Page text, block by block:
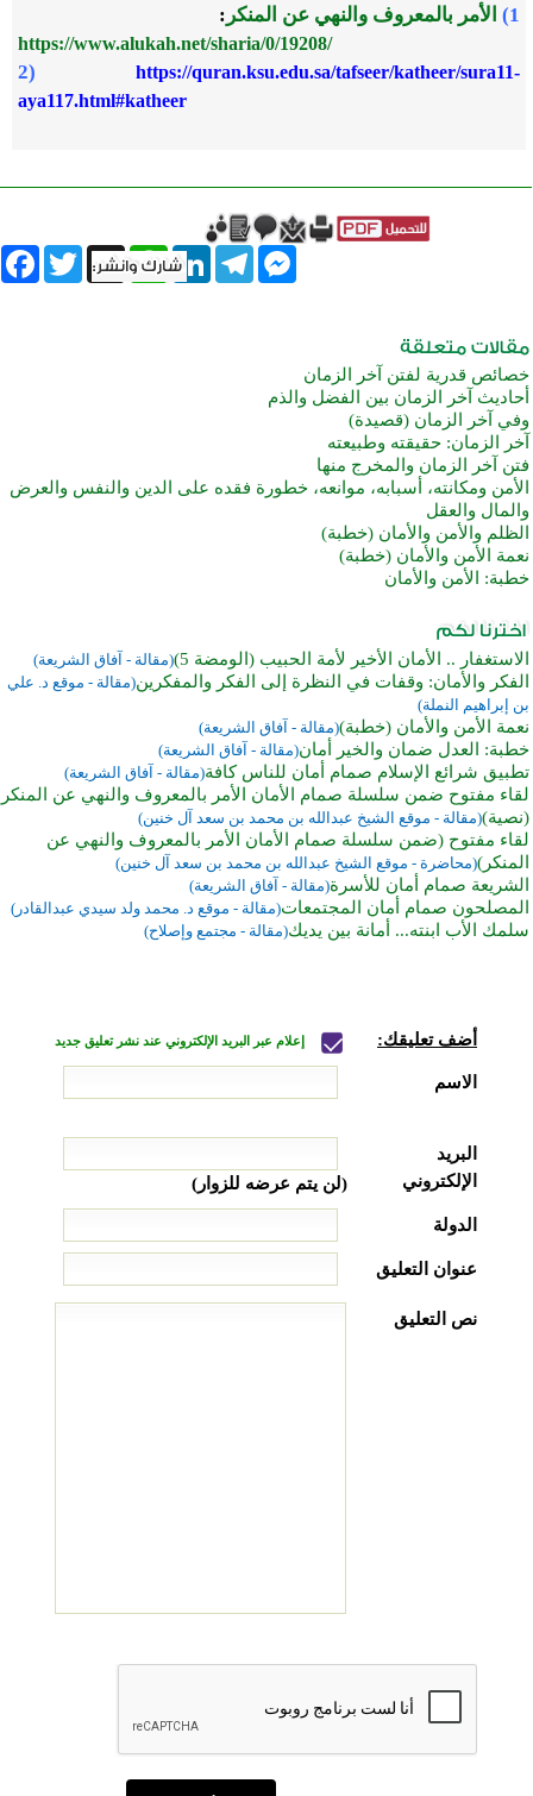
1) الأمر بالمعروف والنهي عن المنكر :
https://www.alukah.net/sharia/0/19208/
2) https://quran.ksu.edu.sa/tafseer/katheer/sura11-
aya117.html#katheer
Twitter X
WhatsAppLinkedInTelegram
Messenger
خصائص قدرية لفتن آخر الزمان
أحاديث آخر الزمان بين الفضل والذم
وفي آخر الزمان (قصيدة)
آخر الزمان: حقيقته وطبيعته
فتن آخر الزمان والمخرج منها
الأمن ومكانته، أسبابه، موانعه، خطورة فقده على الدين والنفس والعرض
والمال والعقل
الظلم والأمن والأمان (خطبة)
نعمة الأمن والأمان (خطبة)
خطبة: الأمن والأمان
الاستغفار .. الأمان الأخير لأمة الحبيب (الومضة 5) (مقالة - آفاق الشريعة)
الفكر والأمان: وقفات في النظرة إلى الفكر والمفكرين(مقالة - موقع د. علي
بن إبراهيم النملة)
نعمة الأمن والأمان (خطبة)(مقالة - آفاق الشريعة)
خطبة: العدل ضمان والخير أمان(مقالة - آفاق الشريعة)
تطبيق شرائع الإسلام صمام أمان للناس كافة(مقالة - آفاق الشريعة)
لقاء مفتوح ضمن سلسلة صمام الأمان الأمر بالمعروف والنهي عن المنكر
(نصية)(مقالة - موقع الشيخ عبدالله بن محمد بن سعد آل خنين)
لقاء مفتوح (ضمن سلسلة صمام الأمان الأمر بالمعروف والنهي عن
المنكر)(محاضرة - موقع الشيخ عبدالله بن محمد بن سعد آل خنين)
الشريعة صمام أمان للأسرة(مقالة - آفاق الشريعة)
المصلحون صمام أمان المجتمعات(مقالة - موقع د. محمد ولد سيدي عبدالقادر)
سلمك الأب ابنته... أمانة بين يديك(مقالة - مجتمع وإصلاح)
أضف تعليقك: إعلام عبر البريد الإلكتروني عند نشر تعليق جديد
الاسم
البريد
الإلكتروني
(لن يتم عرضه للزوار)
الدولة
عنوان التعليق
نص التعليق